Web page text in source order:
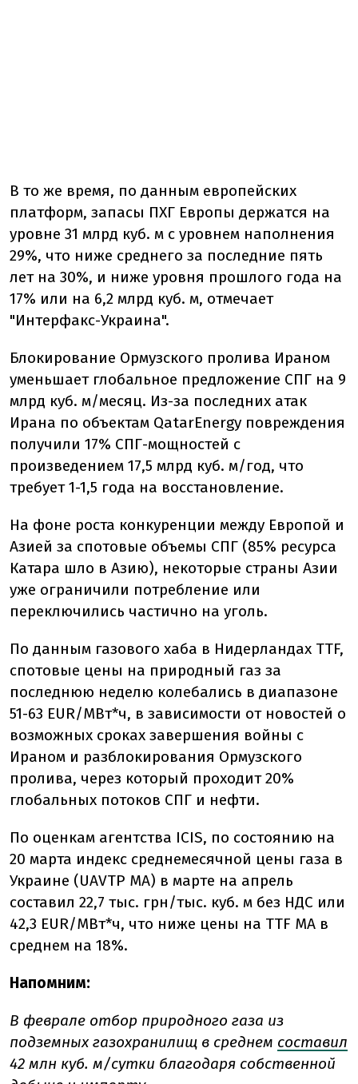
В то же время, по данным европейских
платформ, запасы ПХГ Европы держатся на
уровне 31 млрд куб. м с уровнем наполнения
29%, что ниже среднего за последние пять
лет на 30%, и ниже уровня прошлого года на
17% или на 6,2 млрд куб. м, отмечает
"Интерфакс-Украина".
Блокирование Ормузского пролива Ираном
уменьшает глобальное предложение СПГ на 9
млрд куб. м/месяц. Из-за последних атак
Ирана по объектам QatarEnergy повреждения
получили 17% СПГ-мощностей с
произведением 17,5 млрд куб. м/год, что
требует 1-1,5 года на восстановление.
На фоне роста конкуренции между Европой и
Азией за спотовые объемы СПГ (85% ресурса
Катара шло в Азию), некоторые страны Азии
уже ограничили потребление или
переключились частично на уголь.
По данным газового хаба в Нидерландах TTF,
спотовые цены на природный газ за
последнюю неделю колебались в диапазоне
51-63 EUR/МВт*ч, в зависимости от новостей о
возможных сроках завершения войны с
Ираном и разблокирования Ормузского
пролива, через который проходит 20%
глобальных потоков СПГ и нефти.
По оценкам агентства ICIS, по состоянию на
20 марта индекс среднемесячной цены газа в
Украине (UAVTP MA) в марте на апрель
составил 22,7 тыс. грн/тыс. куб. м без НДС или
42,3 EUR/МВт*ч, что ниже цены на TTF MA в
среднем на 18%.
Напомним:
В феврале отбор природного газа из
подземных газохранилищ в среднем составил
42 млн куб. м/сутки благодаря собственной